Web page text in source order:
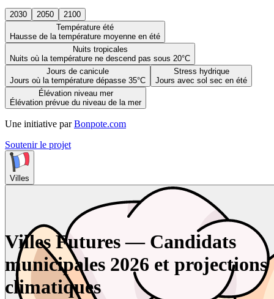
2030 2050
2100
Température été
Hausse de la température moyenne en été
Nuits tropicales
Nuits où la température ne descend pas sous 20°C
Jours de canicule
Jours où la température dépasse 35°C
Stress hydrique
Jours avec sol sec en été
Élévation niveau mer
Élévation prévue du niveau de la mer
Une initiative par Bonpote.com
Soutenir le projet
Villes
Villes Futures — Candidats
municipales 2026 et projections
climatiques